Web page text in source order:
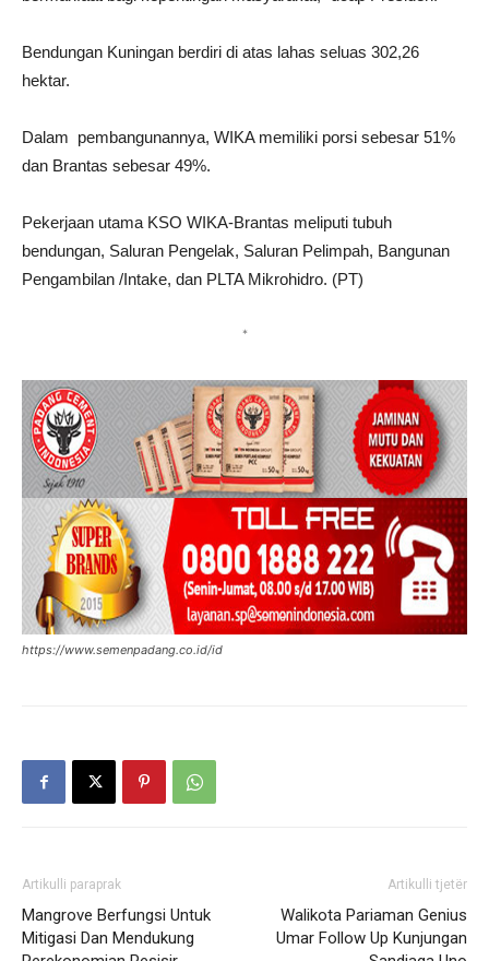
Bendungan Kuningan berdiri di atas lahas seluas 302,26
hektar.
Dalam pembangunannya, WIKA memiliki porsi sebesar 51%
dan Brantas sebesar 49%.
Pekerjaan utama KSO WIKA-Brantas meliputi tubuh
bendungan, Saluran Pengelak, Saluran Pelimpah, Bangunan
Pengambilan /Intake, dan PLTA Mikrohidro. (PT)
*
https://www.semenpadang.co.id/id
Artikulli paraprak
Mangrove Berfungsi Untuk
Mitigasi Dan Mendukung
Artikulli tjetër
Walikota Pariaman Genius
Umar Follow Up Kunjungan